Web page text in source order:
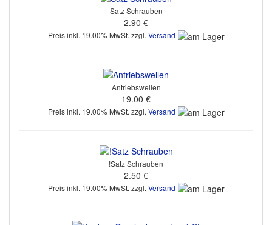
Satz Schrauben
2.90 €
Preis inkl. 19.00% MwSt. zzgl.Versand
Antriebswellen
19.00 €
Preis inkl. 19.00% MwSt. zzgl. Versand
!Satz Schrauben
2.50 €
Preis inkl. 19.00% MwSt. zzgl. Versand